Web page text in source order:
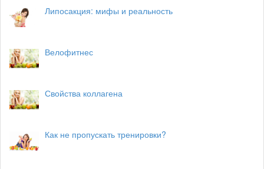
Липосакция: мифы и реальность
Велофитнес
Свойства коллагена
Как не пропускать тренировки?